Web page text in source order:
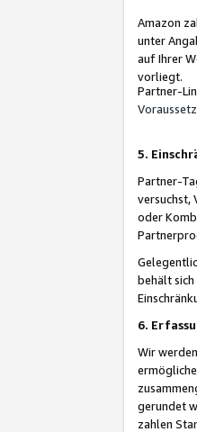
Amazon
unter
auf Ihrer
vorliegt.
Partner-
5.
Partner-
versuchst,
oder
behält
6.
Wir
gerundet
zahlen